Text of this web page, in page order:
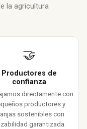
la agricultura
🤝
Productores de
confianza
directamente con
productores y
sostenibles con
garantizada.